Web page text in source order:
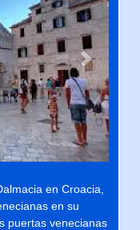
Next
en Croacia,
en su
puertas venecianas